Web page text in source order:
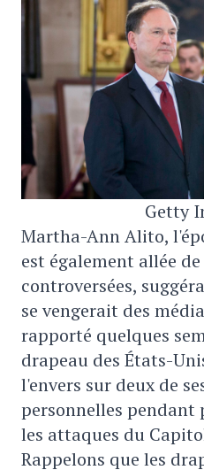
Getty
Martha-Ann Alito,
est également allée
controversées,
se vengerait des
rapporté quelques
drapeau des États-
l'envers sur deux de
personnelles pendant
les attaques du
Rappelons que les